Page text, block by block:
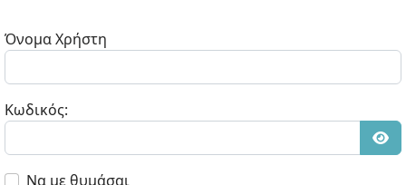
Όνομα Χρήστη
Κωδικός:
Να με θυμάσαι